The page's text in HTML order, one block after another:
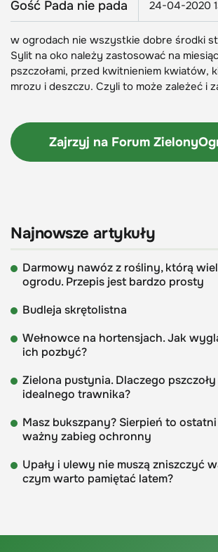
Gość Pada nie pada 24-04-2020
w ogrodach nie wszystkie dobre środki
Sylit na oko należy zastosować na
pszczołami, przed kwitnieniem kwiatów,
mrozu i deszczu. Czyli to może zależeć i
Zajrzyj na Forum
Najnowsze artykuły
Darmowy nawóz z rośliny, którą
ogrodu. Przepis jest bardzo prosty
Budleja skrętolistna
Wełnowce na hortensjach. Jak
ich pozbyć?
Zielona pustynia. Dlaczego
idealnego trawnika?
Masz bukszpany? Sierpień to
ważny zabieg ochronny
Upały i ulewy nie muszą zniszczyć
czym warto pamiętać latem?